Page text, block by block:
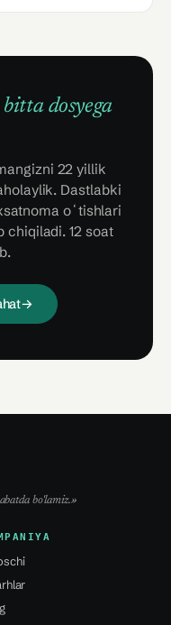
bitta dosyega
22 yillik
Dastlabki
oʻtishlari
chiqiladi. 12 soat
→
bo'lamiz.»